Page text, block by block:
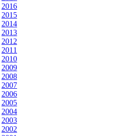
2016
2015
2014
2013
2012
2011
2010
2009
2008
2007
2006
2005
2004
2003
2002